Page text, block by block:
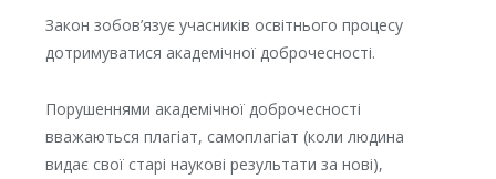
Закон зобов’язує учасників освітнього процесу
дотримуватися академічної доброчесності.
Порушеннями академічної доброчесності
вважаються плагіат, самоплагіат (коли людина
видає свої старі наукові результати за нові),